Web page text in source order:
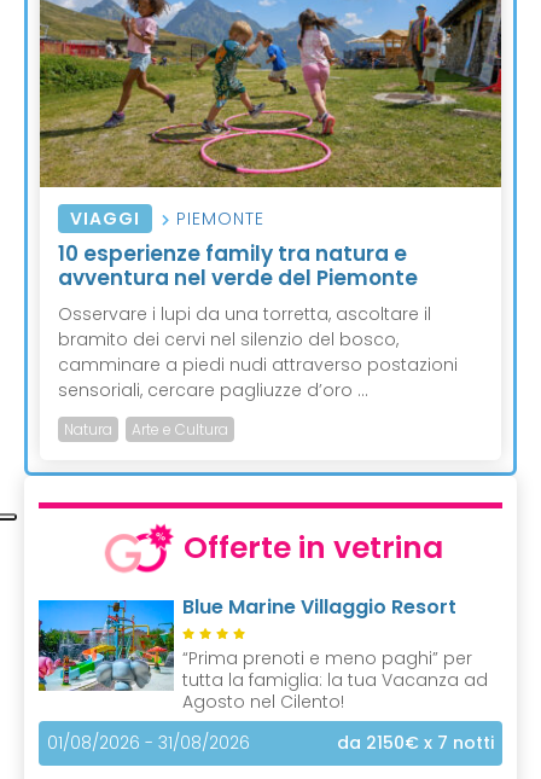
VIAGGI PIEMONTE
10 esperienze family tra natura e
avventura nel verde del Piemonte
Osservare i lupi da una torretta, ascoltare il
bramito dei cervi nel silenzio del bosco,
camminare a piedi nudi attraverso postazioni
sensoriali, cercare pagliuzze d’oro ...
Natura Arte e Cultura
Offerte in vetrina
Blue Marine Villaggio Resort
“Prima prenoti e meno paghi” per
tutta la famiglia: la tua Vacanza ad
Agosto nel Cilento!
01/08/2026 - 31/08/2026
da 2150€ x 7 notti